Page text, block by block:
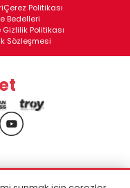
Çerez Politikası
Bedelleri
Politikası
Sözleşmesi